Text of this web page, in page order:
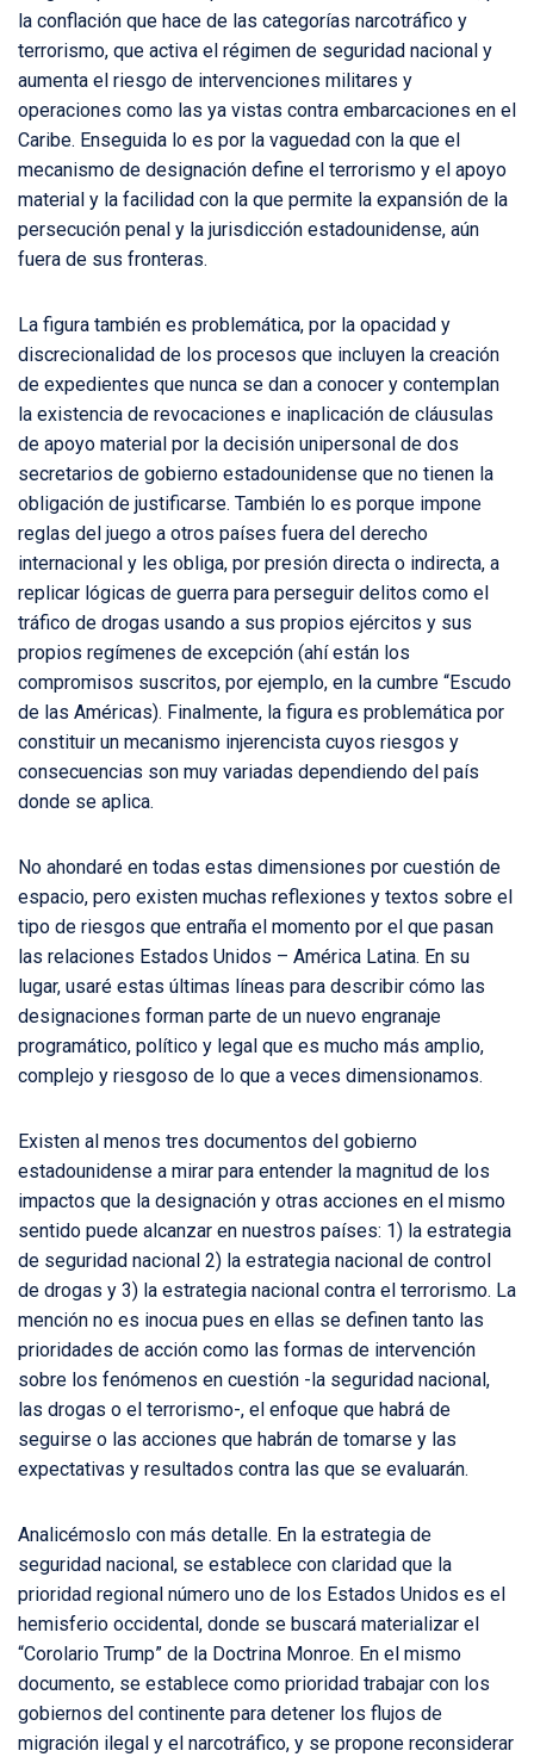
la conflación que hace de las categorías narcotráfico y
terrorismo, que activa el régimen de seguridad nacional y
aumenta el riesgo de intervenciones militares y
operaciones como las ya vistas contra embarcaciones en el
Caribe. Enseguida lo es por la vaguedad con la que el
mecanismo de designación define el terrorismo y el apoyo
material y la facilidad con la que permite la expansión de la
persecución penal y la jurisdicción estadounidense, aún
fuera de sus fronteras.
La figura también es problemática, por la opacidad y
discrecionalidad de los procesos que incluyen la creación
de expedientes que nunca se dan a conocer y contemplan
la existencia de revocaciones e inaplicación de cláusulas
de apoyo material por la decisión unipersonal de dos
secretarios de gobierno estadounidense que no tienen la
obligación de justificarse. También lo es porque impone
reglas del juego a otros países fuera del derecho
internacional y les obliga, por presión directa o indirecta, a
replicar lógicas de guerra para perseguir delitos como el
tráfico de drogas usando a sus propios ejércitos y sus
propios regímenes de excepción (ahí están los
compromisos suscritos, por ejemplo, en la cumbre “Escudo
de las Américas). Finalmente, la figura es problemática por
constituir un mecanismo injerencista cuyos riesgos y
consecuencias son muy variadas dependiendo del país
donde se aplica.
No ahondaré en todas estas dimensiones por cuestión de
espacio, pero existen muchas reflexiones y textos sobre el
tipo de riesgos que entraña el momento por el que pasan
las relaciones Estados Unidos – América Latina. En su
lugar, usaré estas últimas líneas para describir cómo las
designaciones forman parte de un nuevo engranaje
programático, político y legal que es mucho más amplio,
complejo y riesgoso de lo que a veces dimensionamos.
Existen al menos tres documentos del gobierno
estadounidense a mirar para entender la magnitud de los
impactos que la designación y otras acciones en el mismo
sentido puede alcanzar en nuestros países: 1) la estrategia
de seguridad nacional 2) la estrategia nacional de control
de drogas y 3) la estrategia nacional contra el terrorismo. La
mención no es inocua pues en ellas se definen tanto las
prioridades de acción como las formas de intervención
sobre los fenómenos en cuestión -la seguridad nacional,
las drogas o el terrorismo-, el enfoque que habrá de
seguirse o las acciones que habrán de tomarse y las
expectativas y resultados contra las que se evaluarán.
Analicémoslo con más detalle. En la estrategia de
seguridad nacional, se establece con claridad que la
prioridad regional número uno de los Estados Unidos es el
hemisferio occidental, donde se buscará materializar el
“Corolario Trump” de la Doctrina Monroe. En el mismo
documento, se establece como prioridad trabajar con los
gobiernos del continente para detener los flujos de
migración ilegal y el narcotráfico, y se propone reconsiderar